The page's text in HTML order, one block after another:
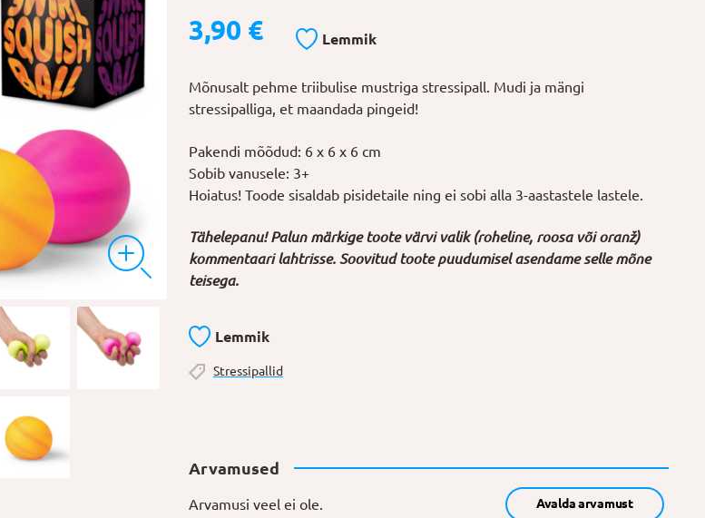
3,90 € Lemmik
Mõnusalt pehme triibulise mustriga stressipall. Mudi ja mängi
stressipalliga, et maandada pingeid!
Pakendi mõõdud: 6 x 6 x 6 cm
Sobib vanusele: 3+
Hoiatus! Toode sisaldab pisidetaile ning ei sobi alla 3-aastastele lastele.
Tähelepanu! Palun märkige toote värvi valik (roheline, roosa või oranž)
kommentaari lahtrisse. Soovitud toote puudumisel asendame selle mõne
teisega.
Lemmik
Stressipallid
Arvamused
Arvamusi veel ei ole. Avalda arvamust